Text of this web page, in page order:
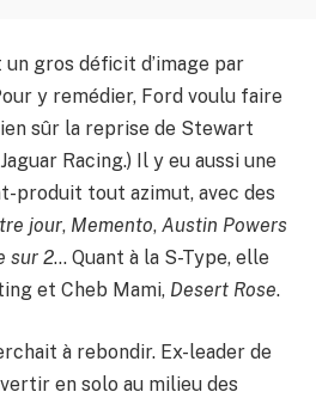
un gros déficit d’image par
y remédier, Ford voulu faire
sûr la reprise de Stewart
Racing.) Il y eu aussi une
produit tout azimut, avec des
jour, Memento, Austin Powers
sur 2… Quant à la S-Type, elle
et Cheb Mami, Desert Rose.
à rebondir. Ex-leader de
en solo au milieu des